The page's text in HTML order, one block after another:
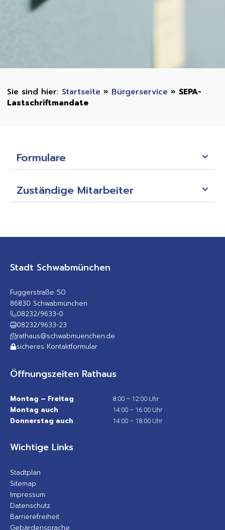
Startseite » Bürgerservice » SEPA-
Lastschriftmandate
Formulare
Zuständige Mitarbeiter
Stadt Schwabmünchen
Fuggerstraße 50
86830 Schwabmünchen
08232/9633-0
08232/9633-23
rathaus@schwabmuenchen.de
sicheres Kontaktformular
Öffnungszeiten Rathaus
Montag – Freitag 8:00 – 12:00 Uhr
Montag auch 14:00 – 16:00 Uhr
Donnerstag auch 14:00 – 18:00 Uhr
Wichtige Links
Stadtplan
Sitemap
Impressum
Datenschutz
Barrierefreiheit
Gebärdensprache